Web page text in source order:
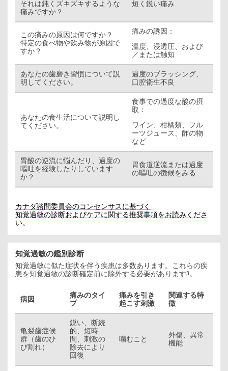
それは鈍くズキズキするような
痛みですか？
短く鋭い痛み
この痛みの原因は何ですか？
特定の食べ物や飲み物が原因で
すか？
痛みの誘因：
温度、浸透圧、および
／または触知
あなたの歯磨き習慣について説
明してください。
過度のブラッシング、
口腔衛生不良
あなたの食生活について説明し
てください。
食事での過度な酸の摂
取：
ワイン、柑橘類、フル
ーツジュース、酢の物
など
胃酸の逆流に悩んだり、過度の
嘔吐を経験したりしています
か？
胃食道逆流または過度
の嘔吐の徴候をみる
カナダ諮問委員会のコンセンサスに基づく
知覚過敏の診断およびケアに関する推奨事項をお読みくださ
い。
知覚過敏の鑑別診断
知覚過敏に似た症状を伴う疾患は多数あります。これらの疾
患を知覚過敏の診断確定前に除外する必要があります3。
病因
痛みのタイ
プ
痛みを引き
起こす刺激
関連する特
徴
亀裂歯症候
群（歯のひ
び割れ）
鋭い、断続
的、短時
間、刺激の
除去により
回復
噛むこと
外傷、異常
機能